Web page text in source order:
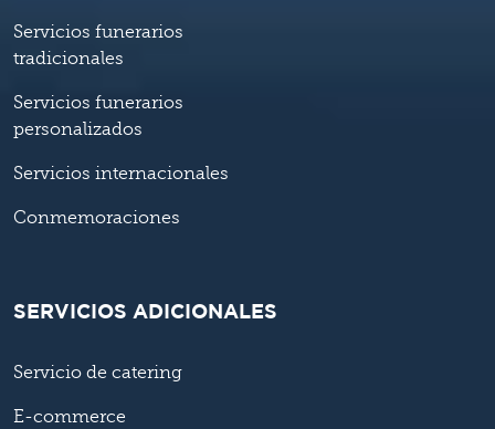
Servicios funerarios
tradicionales
Servicios funerarios
personalizados
Servicios internacionales
Conmemoraciones
SERVICIOS ADICIONALES
Servicio de catering
E-commerce